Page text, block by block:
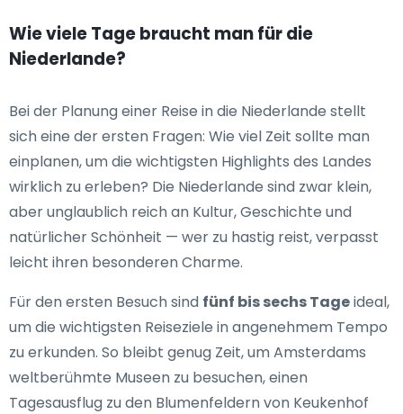
Wie viele Tage braucht man für die
Niederlande?
Bei der Planung einer Reise in die Niederlande stellt
sich eine der ersten Fragen: Wie viel Zeit sollte man
einplanen, um die wichtigsten Highlights des Landes
wirklich zu erleben? Die Niederlande sind zwar klein,
aber unglaublich reich an Kultur, Geschichte und
natürlicher Schönheit — wer zu hastig reist, verpasst
leicht ihren besonderen Charme.
Für den ersten Besuch sind fünf bis sechs Tageideal,
um die wichtigsten Reiseziele in angenehmem Tempo
zu erkunden. So bleibt genug Zeit, um Amsterdams
weltberühmte Museen zu besuchen, einen
Tagesausflug zu den Blumenfeldern von Keukenhof